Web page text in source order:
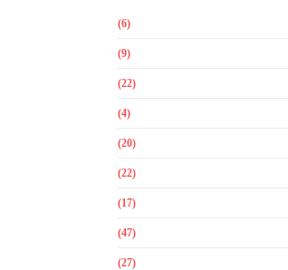
(6)
(9)
(22)
(4)
(20)
(22)
(17)
(47)
(27)